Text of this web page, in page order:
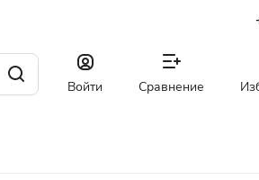
Войти Сравнение